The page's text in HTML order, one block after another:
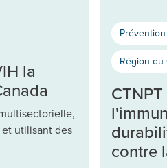
la
utilisant des
Région
contre